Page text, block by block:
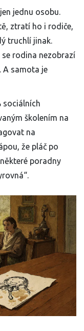
jednu osobu.
ztratí ho i rodiče,
truchlí jinak.
rodina nezobrazí
A samota je
sociálních
školením na
na
že pláč po
poradny